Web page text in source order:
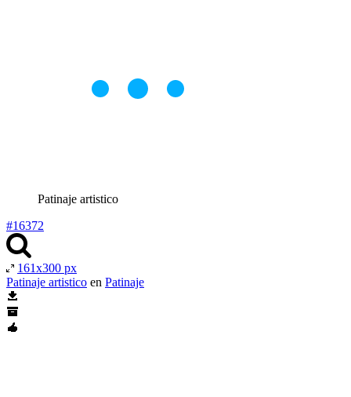
Patinaje artistico
#16372
161x300 px
Patinaje artistico en Patinaje